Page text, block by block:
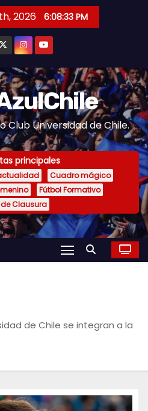
2026 6:08:34 PM
Club Universidad de Chile.
principales
Cuadro mágico
Fútbol Formativo
Clausura
de Chile se integran a la